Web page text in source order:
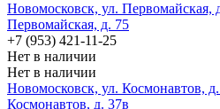
Новомосковск, ул. Первомайская,
Первомайская, д. 75
+7 (953) 421-11-25
Нет в наличии
Нет в наличии
Новомосковск, ул. Космонавтов,
Космонавтов, д. 37в